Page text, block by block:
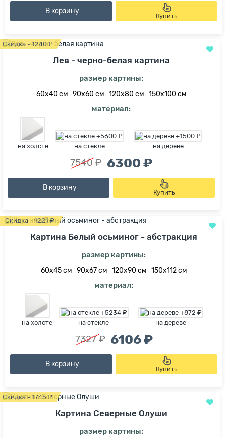
В корзину
Купить
Скидка - 1240 ₽
Лев - черно-белая картина
размер картины:
60х40 см 90х60 см 120х80 см 150х100 см
материал:
на холсте на стекле на дереве
7540 ₽ 6300 ₽
В корзину
Купить
Скидка - 1221 ₽
Картина Белый осьминог - абстракция
размер картины:
60х45 см 90х67 см 120х90 см 150х112 см
материал:
на холсте на стекле на дереве
7327 ₽ 6106 ₽
В корзину
Купить
Скидка - 1745 ₽
Картина Северные Олуши
размер картины: